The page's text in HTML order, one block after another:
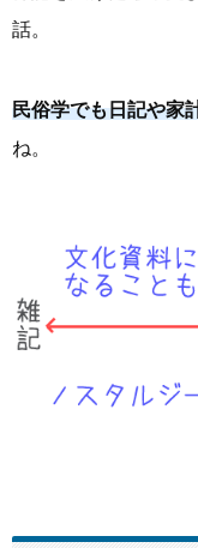
話。
民俗学でも日記や家
ね。